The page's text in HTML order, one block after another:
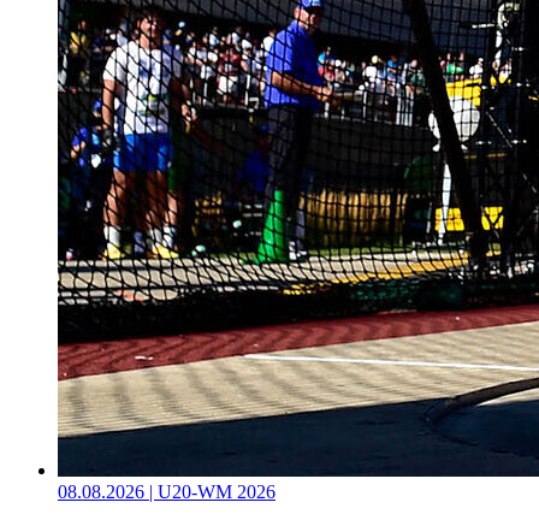
08.08.2026 | U20-WM 2026